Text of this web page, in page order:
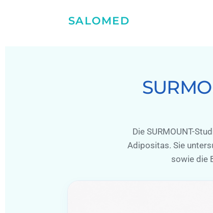
SALOMED
Die SURMOUNT-
Adipositas. Sie
sowie die